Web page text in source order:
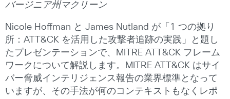
バージニア州マクリーン
Nicole Hoffman と James Nutland が「1 つの拠り
所：ATT&CK を活用した攻撃者追跡の実践」と題し
たプレゼンテーションで、MITRE ATT&CK フレーム
ワークについて解説します。MITRE ATT&CK はサイ
バー脅威インテリジェンス報告の業界標準となって
いますが、その手法が何のコンテキストもなくレポ